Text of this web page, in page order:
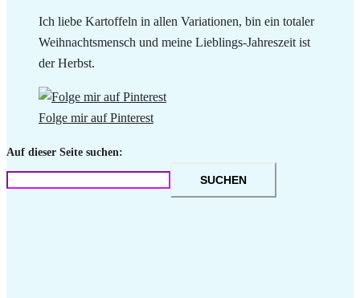
Ich liebe Kartoffeln in allen Variationen, bin ein totaler
Weihnachtsmensch und meine Lieblings-Jahreszeit ist
der Herbst.
Folge mir auf Pinterest
Auf dieser Seite suchen:
SUCHEN